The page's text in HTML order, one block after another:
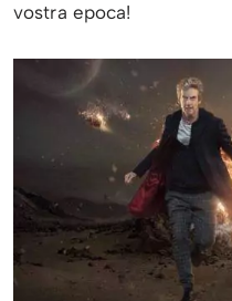
vostra epoca!